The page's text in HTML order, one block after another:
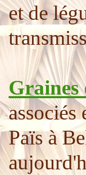
et de
Graines
Païs à